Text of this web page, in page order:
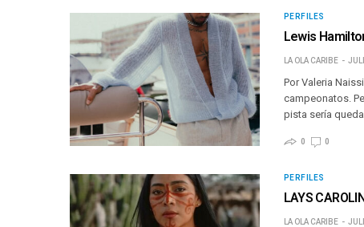
PERFILES
Lewis
LA OLA CARIBE
Por Valeria
campeonatos.
pista sería
0 0
PERFILES
LAYS
LA OLA CARIBE